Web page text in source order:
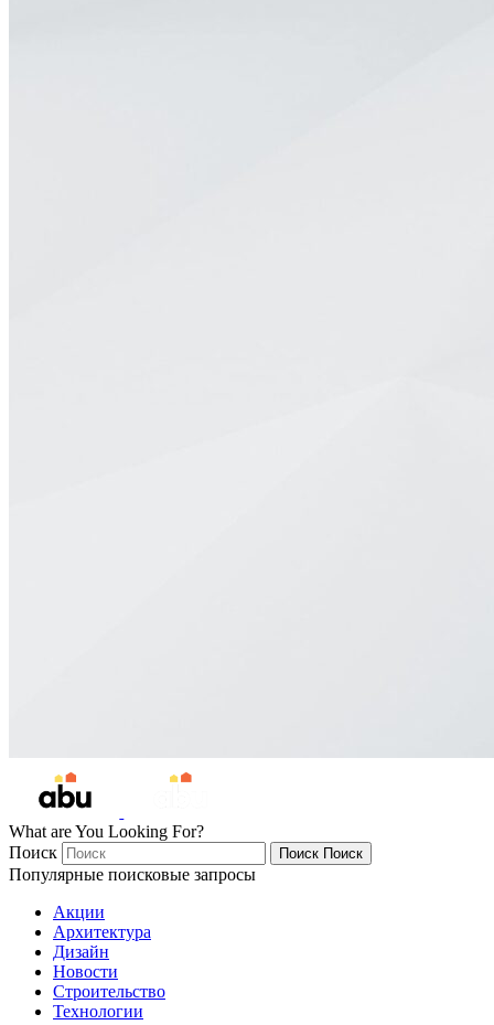
What are You Looking For?
Поиск
Поиск Поиск
Популярные поисковые запросы
Акции
Архитектура
Дизайн
Новости
Строительство
Технологии